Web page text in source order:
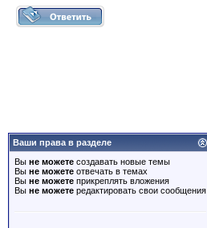
Ваши права в разделе
Вы не можете создавать новые темы
Вы не можете отвечать в темах
Вы не можете прикреплять вложения
Вы не можете редактировать свои сообщения